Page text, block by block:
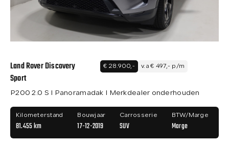
Land Rover Discovery
Sport
€ 28.900,- v.a € 497,- p/m
P200 2.0 S I Panoramadak I Merkdealer onderhouden
Kilometerstand
81.455 km
Bouwjaar
17-12-2019
Carrosserie
SUV
BTW/Marge
Marge